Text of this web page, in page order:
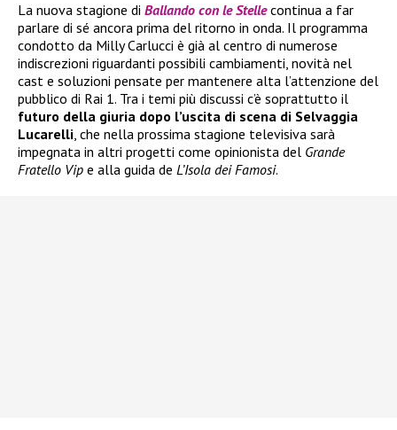
La nuova stagione di Ballando con le Stellecontinua a far
parlare di sé ancora prima del ritorno in onda. Il programma
condotto da Milly Carlucci è già al centro di numerose
indiscrezioni riguardanti possibili cambiamenti, novità nel
cast e soluzioni pensate per mantenere alta l’attenzione del
pubblico di Rai 1. Tra i temi più discussi c’è soprattutto il
futuro della giuria dopo l’uscita di scena di Selvaggia
Lucarelli, che nella prossima stagione televisiva sarà
impegnata in altri progetti come opinionista del Grande
Fratello Vip e alla guida de L’Isola dei Famosi.